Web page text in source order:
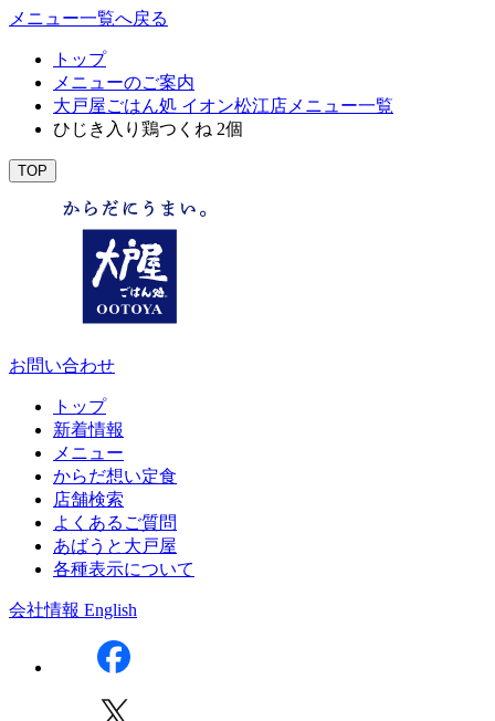
メニュー一覧へ戻る
トップ
メニューのご案内
大戸屋ごはん処 イオン松江店メニュー一覧
ひじき入り鶏つくね 2個
TOP
お問い合わせ
トップ
新着情報
メニュー
からだ想い定食
店舗検索
よくあるご質問
あばうと大戸屋
各種表示について
会社情報 English